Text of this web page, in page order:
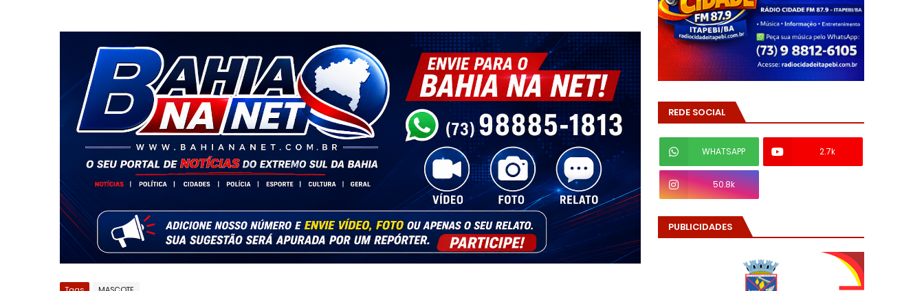
REDE SOCIAL
WHATSAPP 2.7k
50.8k
PUBLICIDADES